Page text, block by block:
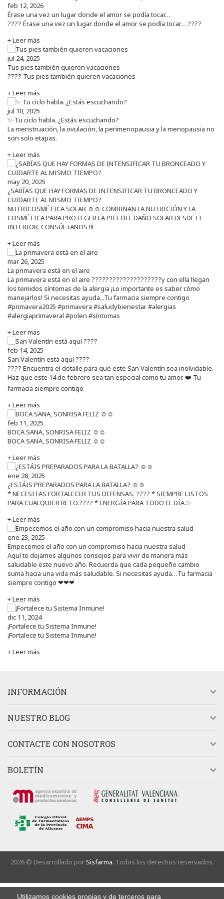
feb 12, 2026
Érase una vez un lugar donde el amor se podía tocar…
???? Érase una vez un lugar donde el amor se podía tocar… ????
+ Leer más
jul 24, 2025
Tus pies también quieren vacaciones
???? Tus pies también quieren vacaciones
+ Leer más
jul 10, 2025
✨ Tu ciclo habla. ¿Estás escuchando?
La menstruación, la ovulación, la perimenopausia y la menopausia no
son solo etapas.
+ Leer más
may 20, 2025
¿SABÍAS QUE HAY FORMAS DE INTENSIFICAR TU BRONCEADO Y
CUIDARTE AL MISMO TIEMPO?
NUTRICOSMÉTICA SOLAR ☺️☺️ COMBINAN LA NUTRICIÓN Y LA
COSMÉTICA PARA PROTEGER LA PIEL DEL DAÑO SOLAR DESDE EL
INTERIOR. CONSÚLTANOS !!!
+ Leer más
mar 26, 2025
La primavera está en el aire
La primavera está en el aire ????????????????????y con ella llegan
los temidos síntomas de la alergia ¡Lo importante es saber cómo
manejarlos! Si necesitas ayuda...Tu farmacia siempre contigo
#primavera2025 #primavera #saludybienestar #alergias
#alergiaprimaveral #polen #síntomas
+ Leer más
feb 14, 2025
San Valentín está aquí ????
???? Encuentra el detalle para que este San Valentín sea inolvidable.
Haz que este 14 de febrero sea tan especial como tu amor. ❤️ Tu
farmacia siempre contigo
+ Leer más
feb 11, 2025
BOCA SANA, SONRISA FELIZ ☺️☺️
BOCA SANA, SONRISA FELIZ ☺️☺️
+ Leer más
ene 28, 2025
¿ESTÁIS PREPARADOS PARA LA BATALLA? ☺️☺️
* NECESITAS FORTALECER TUS DEFENSAS. ????️ * SIEMPRE LISTOS
PARA CUALQUIER RETO.???? * ENERGÍA PARA TODO EL DÍA.✨
+ Leer más
ene 23, 2025
Empecemos el año con un compromiso hacia nuestra salud
Aquí te dejamos algunos consejos para vivir de manera más
saludable este nuevo año. Recuerda que cada pequeño cambio
suma hacia una vida más saludable. Si necesitas ayuda…Tu farmacia
siempre contigo ❤❤❤
+ Leer más
dic 11, 2024
¡Fortalece tu Sistema Inmune!
¡Fortalece tu Sistema Inmune!
+ Leer más
INFORMACIÓN
NUESTRO BLOG
CONTACTE CON NOSOTROS
BOLETÍN
Utilizamos cookies propias y de terceros para
2026 © Desarrollado porSisfarma. Todos los derechos reservados.